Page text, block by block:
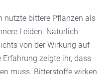
nutzte bittere Pflanzen als
Leiden. Natürlich
von der Wirkung auf
Erfahrung zeigte ihr, dass
muss. Bitterstoffe wirken